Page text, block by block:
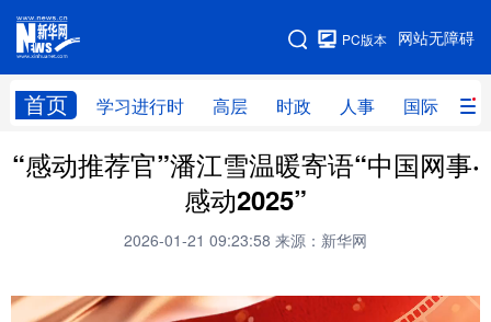
网站无障碍
PC版本
首页 学习进行时 高层 时政 人事 国际 财
网站地图
学习进行时 高层 时政 人事
财经 网评
科技 科创 量子 体育
“感动推荐官”潘江雪温暖寄语“中国网事·
感动2025”
2026-01-21 09:23:58 来源：新华网